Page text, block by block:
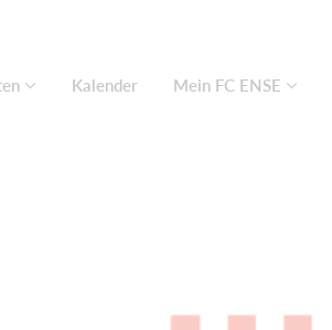
Kalender Mein FC ENSE